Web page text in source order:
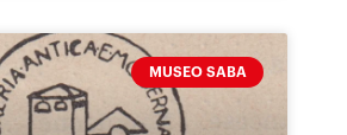
MUSEO SABA